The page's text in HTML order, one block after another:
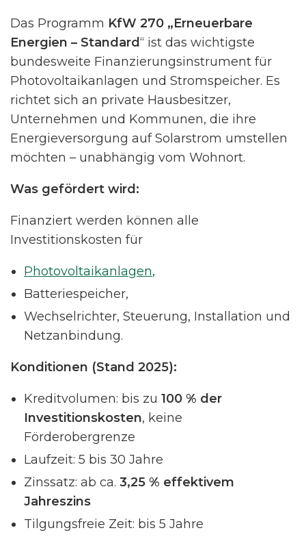
Das Programm KfW 270 „Erneuerbare
Energien – Standard“ ist das wichtigste
bundesweite Finanzierungsinstrument für
Photovoltaikanlagen und Stromspeicher. Es
richtet sich an private Hausbesitzer,
Unternehmen und Kommunen, die ihre
Energieversorgung auf Solarstrom umstellen
möchten – unabhängig vom Wohnort.
Was gefördert wird:
Finanziert werden können alle
Investitionskosten für
Photovoltaikanlagen,
Batteriespeicher,
Wechselrichter, Steuerung, Installation und
Netzanbindung.
Konditionen (Stand 2025):
Kreditvolumen: bis zu 100 % der
Investitionskosten, keine
Förderobergrenze
Laufzeit: 5 bis 30 Jahre
Zinssatz: ab ca. 3,25 % effektivem
Jahreszins
Tilgungsfreie Zeit: bis 5 Jahre